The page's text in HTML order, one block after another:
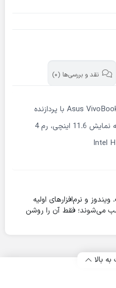
نقد و بررسی‌ها (0)
لپ تاپ دست دوم Asus VivoBook Q200E با پردازنده
Intel core i3-3217U، صفحه نمایش 11.6 اینچی، رم 4
ویندوز و نرم‌افزارهای اولیه
می‌شوند؛ فقط آن را روشن
بالا